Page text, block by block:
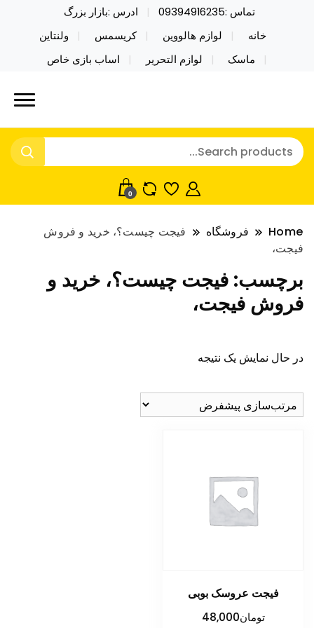
تماس :09394916235
ادرس :بازار بزرگ
خانه
لوازم هالووین کریسمس
ولنتاین
ماسک
لوازم التحریر اساب بازی خاص
نایکر توی فروش عمده لوازم هالووین
ولن تاین کادویی کریسمس اکسسوری
خرید محصولات خاص فیجت اسباب بازی تراول ماگ نایکر
توی فروش عمده لوازم هالووین ولن تاین کادویی
کریسمس اکسسوری ماسک در واردات مستقیم
0
Home فروشگاه
فیجت چیست؟، خرید و فروش
فیجت،
برچسب: فیجت چیست؟، خرید و
فروش فیجت،
در حال نمایش یک نتیجه
فیجت عروسک بوبی
تومان48,000